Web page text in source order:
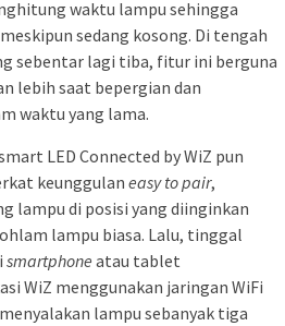
waktu lampu sehingga
sedang kosong. Di tengah
sebentar lagi tiba, fitur ini berguna
lebih saat bepergian dan
waktu yang lama.
LED Connected by WiZ pun
keunggulan easy to pair,
lampu di posisi yang diinginkan
lampu biasa. Lalu, tinggal
smartphone atau tablet
WiZ menggunakan jaringan WiFi
lampu sebanyak tiga